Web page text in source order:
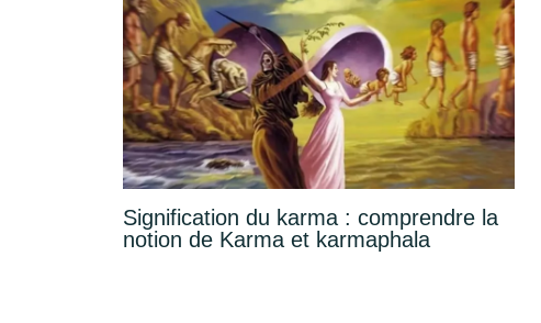
Signification du karma : comprendre la
notion de Karma et karmaphala